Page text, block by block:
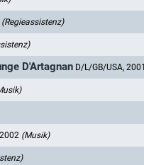
(Regieassistenz)
D'Artagnan D/L/GB/USA, 2001
(Musik)